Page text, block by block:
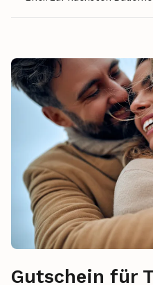
Gutschein für